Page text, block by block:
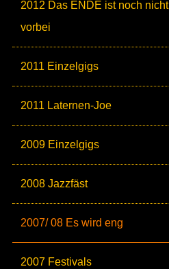
2012 Das ENDE ist noch nicht
vorbei
2011 Einzelgigs
2011 Laternen-Joe
2009 Einzelgigs
2008 Jazzfäst
2007/ 08 Es wird eng
2007 Festivals